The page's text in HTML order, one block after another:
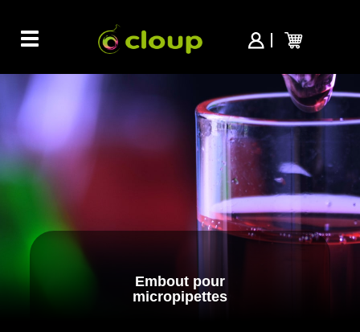
Toggle
navigation
Embout pour
micropipettes